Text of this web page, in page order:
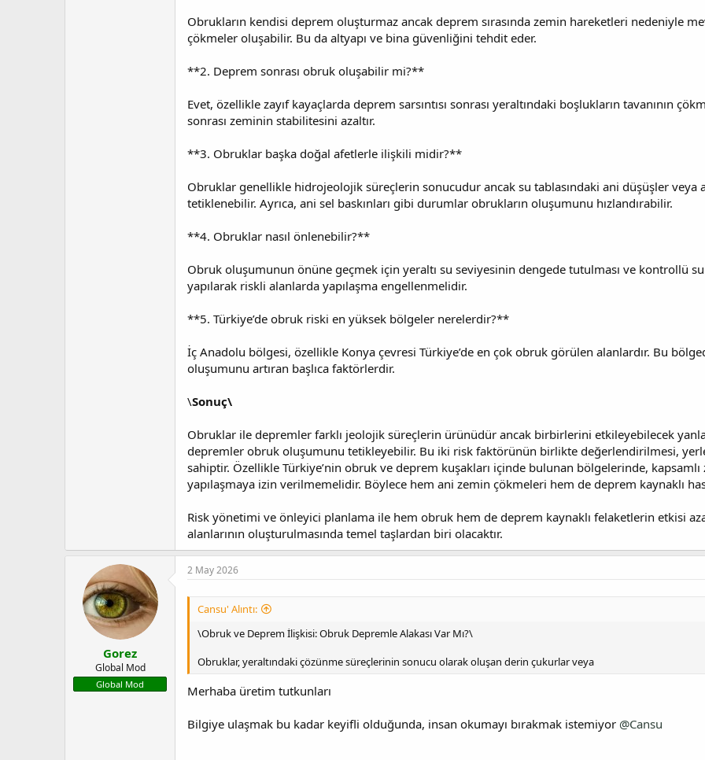
Obrukların kendisi deprem oluşturmaz ancak deprem sırasında zemin hareketleri nedeniyle
çökmeler oluşabilir. Bu da altyapı ve bina güvenliğini tehdit eder.
**2. Deprem sonrası obruk oluşabilir mi?**
Evet, özellikle zayıf kayaçlarda deprem sarsıntısı sonrası yeraltındaki boşlukların tavanının
sonrası zeminin stabilitesini azaltır.
**3. Obruklar başka doğal afetlerle ilişkili midir?**
Obruklar genellikle hidrojeolojik süreçlerin sonucudur ancak su tablasındaki ani düşüşler veya
tetiklenebilir. Ayrıca, ani sel baskınları gibi durumlar obrukların oluşumunu hızlandırabilir.
**4. Obruklar nasıl önlenebilir?**
Obruk oluşumunun önüne geçmek için yeraltı su seviyesinin dengede tutulması ve kontrollü
yapılarak riskli alanlarda yapılaşma engellenmelidir.
**5. Türkiye’de obruk riski en yüksek bölgeler nerelerdir?**
İç Anadolu bölgesi, özellikle Konya çevresi Türkiye’de en çok obruk görülen alanlardır. Bu
oluşumunu artıran başlıca faktörlerdir.
\Sonuç\
Obruklar ile depremler farklı jeolojik süreçlerin ürünüdür ancak birbirlerini etkileyebilecek
depremler obruk oluşumunu tetikleyebilir. Bu iki risk faktörünün birlikte değerlendirilmesi,
sahiptir. Özellikle Türkiye’nin obruk ve deprem kuşakları içinde bulunan bölgelerinde,
yapılaşmaya izin verilmemelidir. Böylece hem ani zemin çökmeleri hem de deprem kaynaklı
Risk yönetimi ve önleyici planlama ile hem obruk hem de deprem kaynaklı felaketlerin etkisi
alanlarının oluşturulmasında temel taşlardan biri olacaktır.
Gorez
Global Mod
Global Mod
2 May 2026
Cansu' Alıntı:
\Obruk ve Deprem İlişkisi: Obruk Depremle Alakası Var Mı?\
Obruklar, yeraltındaki çözünme süreçlerinin sonucu olarak oluşan derin çukurlar veya
Merhaba üretim tutkunları
Bilgiye ulaşmak bu kadar keyifli olduğunda, insan okumayı bırakmak istemiyor @Cansu